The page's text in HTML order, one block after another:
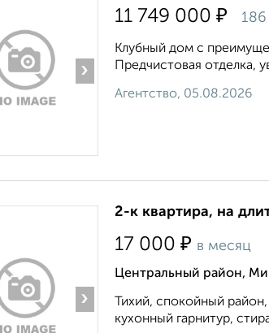
›
11 749 000 ₽
Клубный дом с
Предчистовая отделка,
Агентство, 05.08.2026
›
2-к квартира, на
17 000 ₽ в месяц
Центральный район,
Тихий, спокойный
кухонный гарнитур,